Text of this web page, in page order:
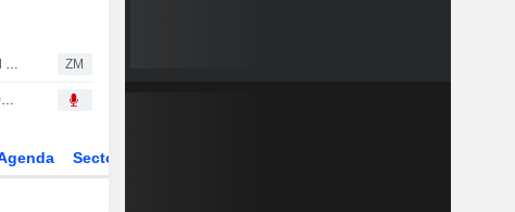
QUANTUMSCAPE CORPORATION : Deutsche Bank Securities da una recomendación neutral ZM
QuantumScape Corporation, Q2 2026 Earnings Call, Jul 22, 2026
Sector